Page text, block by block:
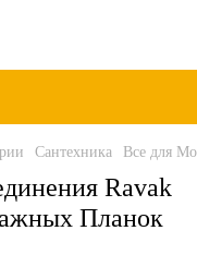
Сантехника Все для
Ravak
Планок